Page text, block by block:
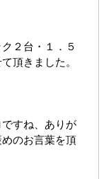
２台・１．５
頂きました。
ですね、ありが
のお言葉を頂